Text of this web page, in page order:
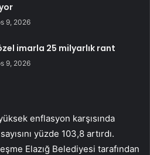
9, 2026
imarla 25 milyarlık rant
9, 2026
enflasyon karşısında
yüzde 103,8 artırdı.
Elazığ Belediyesi tarafından